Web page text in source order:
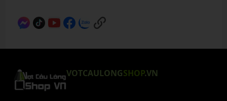
VOTCAULONGSHOP.VN